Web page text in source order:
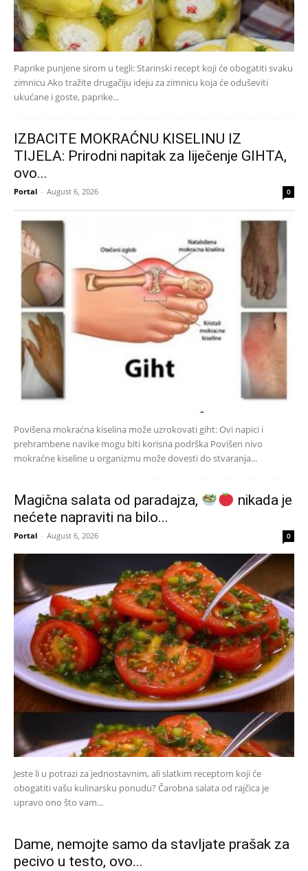
Paprike punjene sirom u tegli: Starinski recept koji će obogatiti svaku
zimnicu Ako tražite drugačiju ideju za zimnicu koja će oduševiti
ukućane i goste, paprike...
IZBACITE MOKRAĆNU KISELINU IZ
TIJELA: Prirodni napitak za liječenje GIHTA,
ovo...
Portal - August 6, 2026 0
Povišena mokraćna kiselina može uzrokovati giht: Ovi napici i
prehrambene navike mogu biti korisna podrška Povišen nivo
mokraćne kiseline u organizmu može dovesti do stvaranja...
Magična salata od paradajza,
nikada je
nećete napraviti na bilo...
Portal - August 6, 2026 0
Jeste li u potrazi za jednostavnim, ali slatkim receptom koji će
obogatiti vašu kulinarsku ponudu? Čarobna salata od rajčica je
upravo ono što vam...
Dame, nemojte samo da stavljate prašak za
pecivo u testo, ovo...